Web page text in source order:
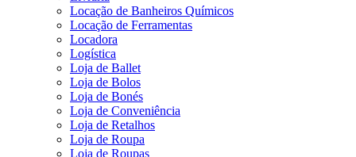
Locação de Banheiros Químicos
Locação de Ferramentas
Locadora
Logística
Loja de Ballet
Loja de Bolos
Loja de Bonés
Loja de Conveniência
Loja de Retalhos
Loja de Roupa
Loja de Roupas